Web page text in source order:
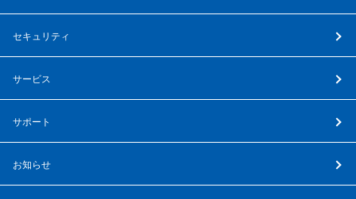
セキュリティ
サービス
サポート
お知らせ